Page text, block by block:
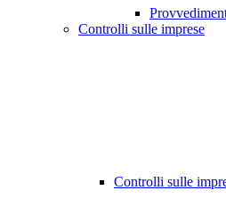
Controlli sulle imprese
Controlli sulle